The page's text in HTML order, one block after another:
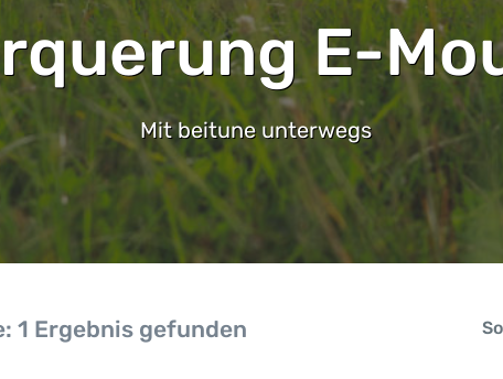
E-
Mit beitune unterwegs
1 Ergebnis gefunden